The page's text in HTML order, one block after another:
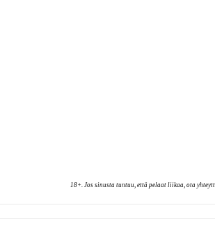
18+. Jos sinusta tuntuu, että pelaat liikaa, ota